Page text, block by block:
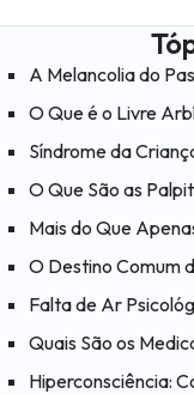
Falta de Ar